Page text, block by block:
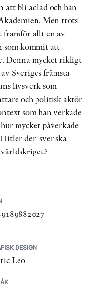
att bli adlad och han
Men trots
framför allt en av
som kommit att
Denna mycket rikligt
Sveriges främsta
livsverk som
och politisk aktör
som han verkade
mycket påverkade
den svenska
DESIGN
Leo